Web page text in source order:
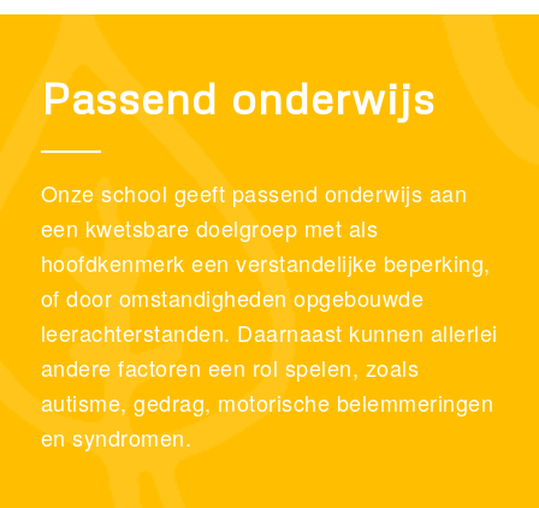
Passend onderwijs
Onze school geeft passend onderwijs aan
een kwetsbare doelgroep met als
hoofdkenmerk een verstandelijke beperking,
of door omstandigheden opgebouwde
leerachterstanden. Daarnaast kunnen allerlei
andere factoren een rol spelen, zoals
autisme, gedrag, motorische belemmeringen
en syndromen.